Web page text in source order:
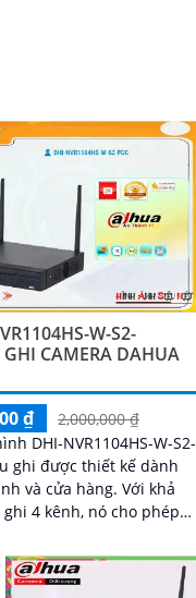
W-S2-
CAMERA DAHUA
₫
2,000,000 ₫
DHI-NVR1104HS-W-S2-
ghi được thiết kế dành
cửa hàng. Với khả
4 kênh, nó cho phép
phân giải 6.0 MP